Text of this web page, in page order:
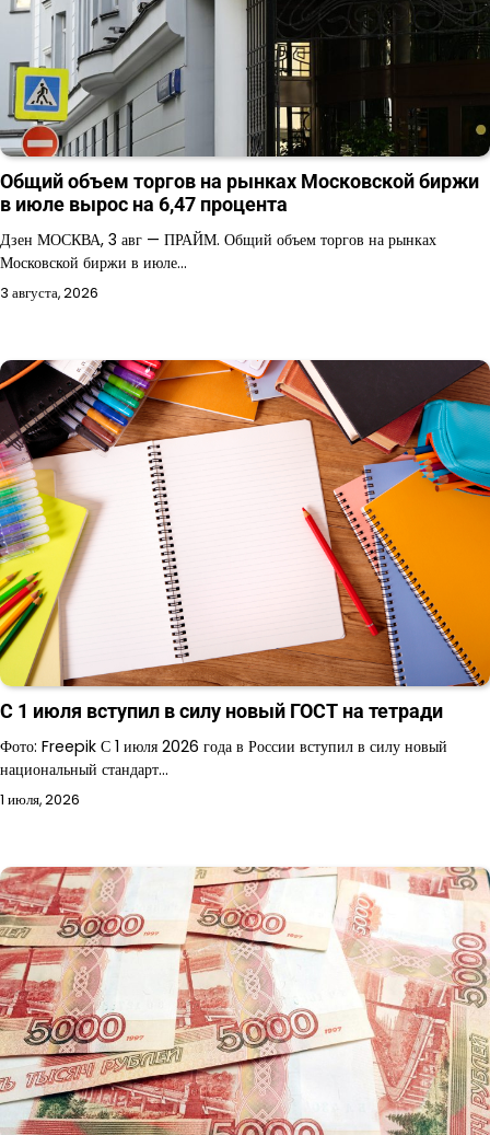
Общий объем торгов на рынках Московской биржи
в июле вырос на 6,47 процента
Дзен МОСКВА, 3 авг — ПРАЙМ. Общий объем торгов на рынках
Московской биржи в июле…
3 августа, 2026
С 1 июля вступил в силу новый ГОСТ на тетради
Фото: Freepik С 1 июля 2026 года в России вступил в силу новый
национальный стандарт…
1 июля, 2026